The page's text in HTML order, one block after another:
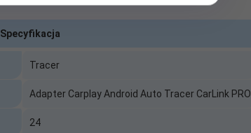
Specyfikacja
Tracer
Adapter Carplay Android Auto Tracer CarLink PRO
24